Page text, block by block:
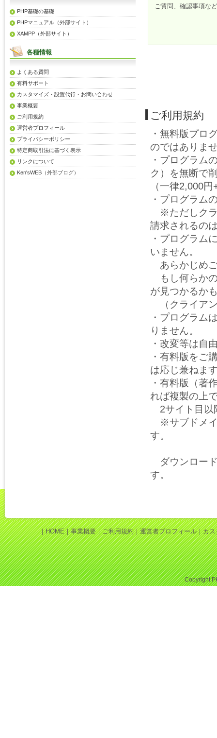
ご質問、確認事項など
ご利用規約
・無料版プロ
のではありま
・プログラム
ク）を無断で
（一律2,000
・プログラム
※ただしクラ
請求されるの
・プログラム
いません。
あらかじめ
もし何らか
が見つかるか
（クライア
・プログラム
りません。
・改変等は自
・有料版をご
は応じ兼ねま
・有料版（著
れば複製の上
2サイト目以
※サブドメイ
す。
ダウンロー
す。
PHP基礎の基礎
PHPマニュアル（外部サイト）
XAMPP（外部サイト）
各種情報
よくある質問
有料サポート
カスタマイズ・設置代行・お問い合わせ
事業概要
ご利用規約
運営者プロフィール
プライバシーポリシー
特定商取引法に基づく表示
リンクについて
Ken'sWEB （外部ブログ）
｜HOME｜事業概要｜ご利用規約｜運営者プロフィール｜カス
Copyright